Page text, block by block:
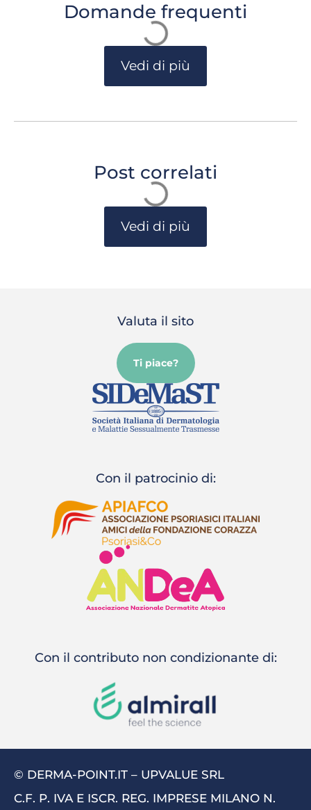
Domande frequenti
Vedi di più
Post correlati
Vedi di più
Valuta il sito
Ti piace?
Con il patrocinio di:
Con il contributo non condizionante di:
© DERMA-POINT.IT – UPVALUE SRL
C.F. P. IVA E ISCR. REG. IMPRESE MILANO N.